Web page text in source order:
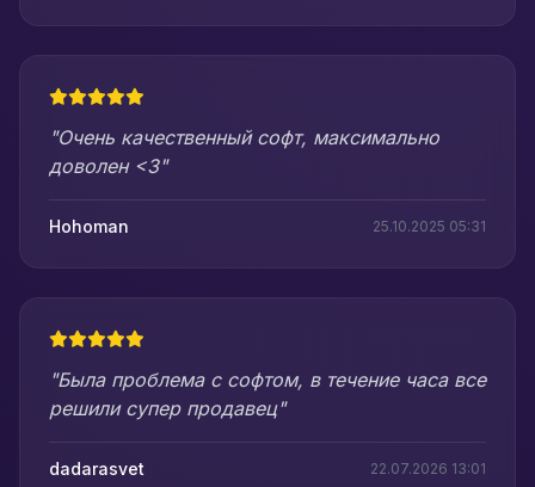
"Очень качественный софт, максимально
доволен <3"
Hohoman 25.10.2025 05:31
"Была проблема с софтом, в течение часа все
решили супер продавец"
dadarasvet 22.07.2026 13:01